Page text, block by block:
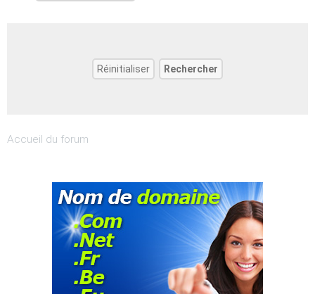
Accueil du forum